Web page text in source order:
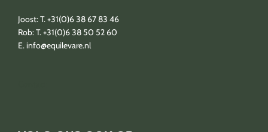
Joost: T. +31(0)6 38 67 83 46
Rob: T. +31(0)6 38 50 52 60
E. info@equilevare.nl